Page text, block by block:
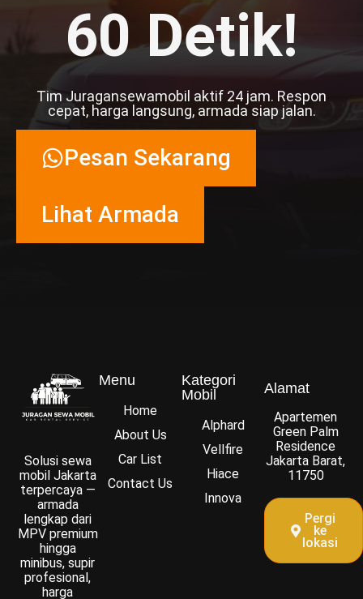
60 Detik!
Tim Juragansewamobil aktif 24 jam. Respon
cepat, harga langsung, armada siap jalan.
Pesan Sekarang
Lihat Armada
Solusi sewa
mobil Jakarta
terpercaya —
armada
lengkap dari
MPV premium
hingga
minibus, supir
profesional,
harga
Menu
Home
About Us
Car List
Contact Us
Kategori
Mobil
Alphard
Vellfire
Hiace
Innova
Alamat
Apartemen
Green Palm
Residence
Jakarta Barat,
11750
Pergi
ke
lokasi